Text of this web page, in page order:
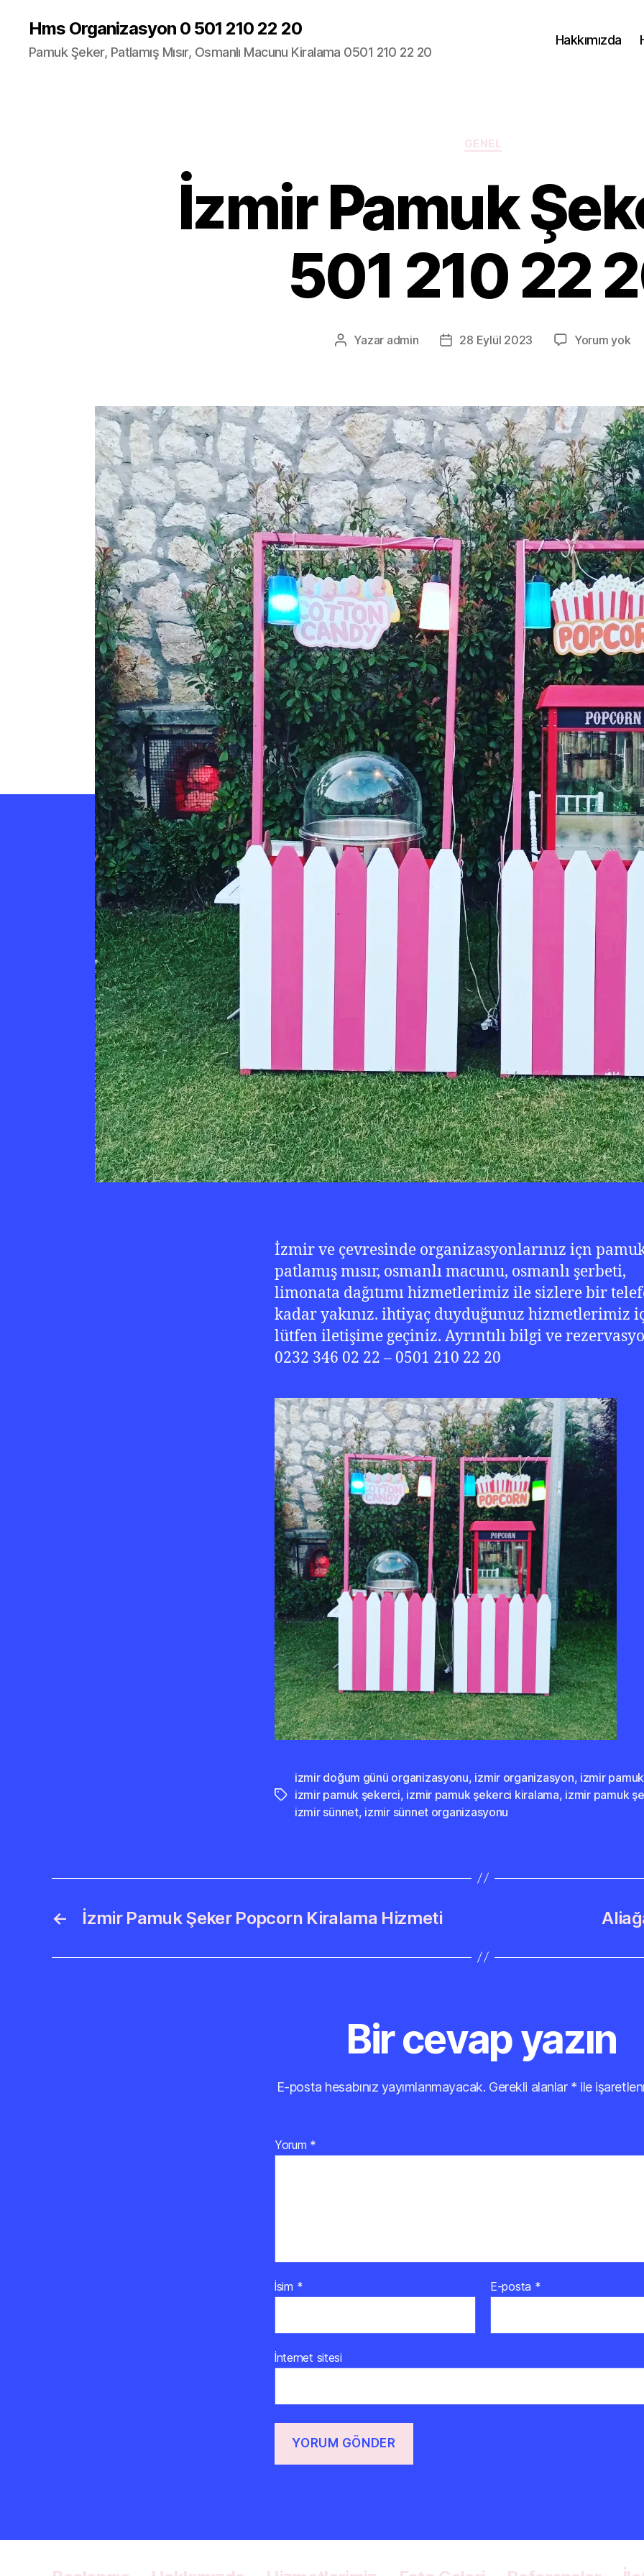
Hms Organizasyon 0 501 210 22 20
Pamuk Şeker, Patlamış Mısır, Osmanlı Macunu Kiralama 0501 210 22 20
Hakkımızda
Kategoriler
GENEL
İzmir Pamuk
501 210 22
Yazının
Yazar admin
Yazı28 Eylül 2023 Yorum yok
22
İzmir ve çevresinde organizasyonlarınız içn
patlamış mısır, osmanlı macunu, osmanlı şerbeti,
limonata dağıtımı hizmetlerimiz ile sizlere bir
kadar yakınız. ihtiyaç duyduğunuz hizmetlerimiz
lütfen iletişime geçiniz. Ayrıntılı bilgi ve
0232 346 02 22 – 0501 210 22 20
Etiketler
izmir doğum günü organizasyonu, izmir organizasyon, izmir
izmir pamuk şekerci, izmir pamuk şekerci kiralama, izmir pamuk
izmir sünnet, izmir sünnet organizasyonu
← İzmir Pamuk Şeker Popcorn Kiralama Hizmeti
Bir cevap yazın
E-posta hesabınız yayımlanmayacak. Gerekli alanlar *ile
Yorum *
İsim * E-posta *
İnternet sitesi